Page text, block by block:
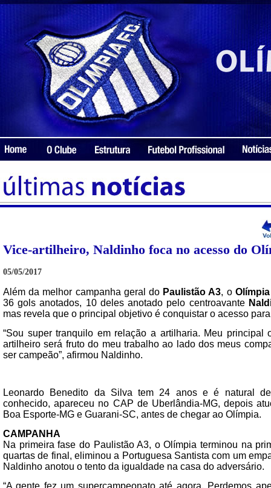
Vice-artilheiro, Naldinho foca no acesso do
05/05/2017
Além da melhor campanha geral doPaulistão A3, o
36 gols anotados, 10 deles anotado pelo centroavante
mas revela que o principal objetivo é conquistar o acesso
“Sou super tranquilo em relação a artilharia. Meu
artilheiro será fruto do meu trabalho ao lado dos meus
ser campeão”, afirmou Naldinho.
Leonardo Benedito da Silva tem 24 anos e é natural
conhecido, apareceu no CAP de Uberlândia-MG, depois
Boa Esporte-MG e Guarani-SC, antes de chegar ao Olímpia.
CAMPANHA
Na primeira fase do Paulistão A3, o Olímpia terminou na
quartas de final, eliminou a Portuguesa Santista com um
Naldinho anotou o tento da igualdade na casa do adversário.
“A gente fez um supercampeonato até agora. Perdemos